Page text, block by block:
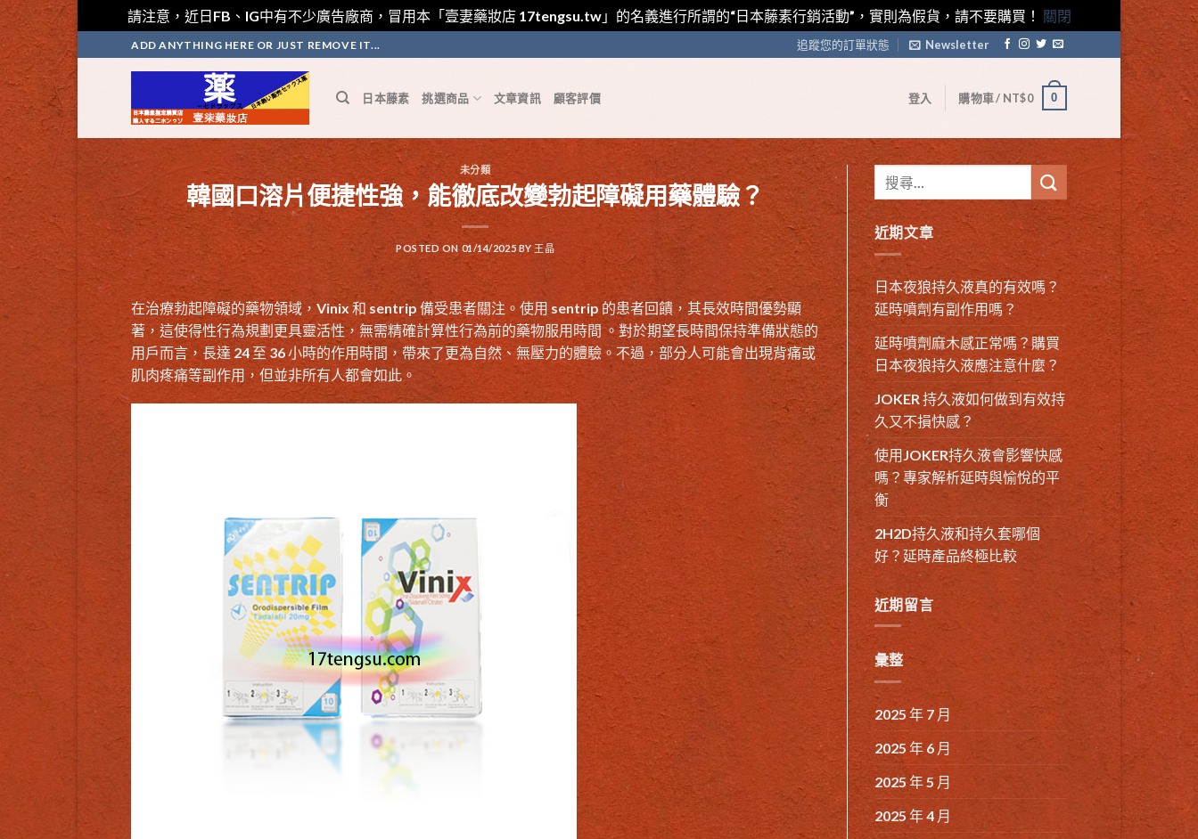
請注意，近日FB、IG中有不少廣告廠商，冒用本「壹妻藥妝店 17tengsu.tw」的名義進行所謂的“日本藤素行銷活動”，實則為假貨，請不要購買！ 關閉
to
ADD ANYTHING HERE OR JUST REMOVE IT... 追蹤您的訂單狀態 Newsletter
日本藤素 挑選商品 文章資訊 顧客評價 登入 購物車 / NT$0 0
未分類
韓國口溶片便捷性強，能徹底改變勃起障礙用藥體驗？
POSTED ON 01/14/2025 BY 王晶
在治療勃起障礙的藥物領域， Vinix 和 sentrip 備受患者關注。使用 sentrip 的患者回饋，其長效時間優勢顯
著，這使得性行為規劃更具靈活性，無需精確計算性行為前的藥物服用時間 。對於期望長時間保持準備狀態的
用戶而言，長達 24 至 36 小時的作用時間，帶來了更為自然、無壓力的體驗。不過，部分人可能會出現背痛或
肌肉疼痛等副作用，但並非所有人都會如此。
近期文章
日本夜狼持久液真的有效嗎？
延時噴劑有副作用嗎？
延時噴劑麻木感正常嗎？購買
日本夜狼持久液應注意什麼？
JOKER 持久液如何做到有效持
久又不損快感？
使用JOKER持久液會影響快感
嗎？專家解析延時與愉悅的平
衡
2H2D持久液和持久套哪個
好？延時產品終極比較
近期留言
彙整
2025 年 7 月
2025 年 6 月
2025 年 5 月
2025 年 4 月